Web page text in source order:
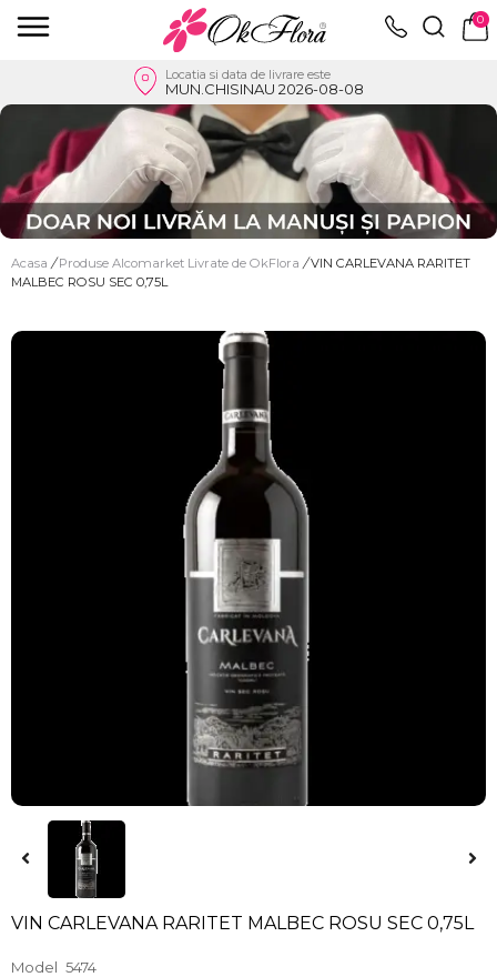
0
Locatia si data de livrare este
MUN.CHISINAU 2026-08-08
Acasa / Produse Alcomarket Livrate de OkFlora / VIN CARLEVANA RARITET
MALBEC ROSU SEC 0,75L
VIN CARLEVANA RARITET MALBEC ROSU SEC 0,75L
Model 5474